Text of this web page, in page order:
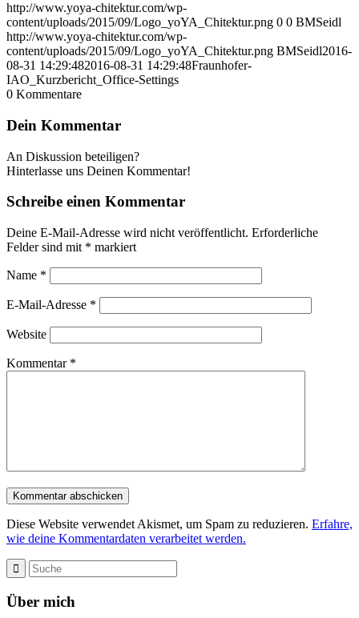
http://www.yoya-chitektur.com/wp-
content/uploads/2015/09/Logo_yoYA_Chitektur.png 0 0 BMSeidl
http://www.yoya-chitektur.com/wp-
content/uploads/2015/09/Logo_yoYA_Chitektur.png BMSeidl2016-
08-31 14:29:482016-08-31 14:29:48Fraunhofer-
IAO_Kurzbericht_Office-Settings
0 Kommentare
Dein Kommentar
An Diskussion beteiligen?
Hinterlasse uns Deinen Kommentar!
Schreibe einen Kommentar
Deine E-Mail-Adresse wird nicht veröffentlicht. Erforderliche
Felder sind mit * markiert
Name *
E-Mail-Adresse *
Website
Kommentar *
Diese Website verwendet Akismet, um Spam zu reduzieren. Erfahre,
wie deine Kommentardaten verarbeitet werden.
Über mich